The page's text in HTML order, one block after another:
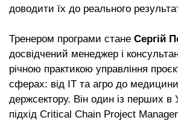
доводити їх до реального
Тренером програми стане Сергій
досвідчений менеджер і
річною практикою управління
сферах: від ІТ та агро до
держсектору. Він один із перших в
підхід Critical Chain Project